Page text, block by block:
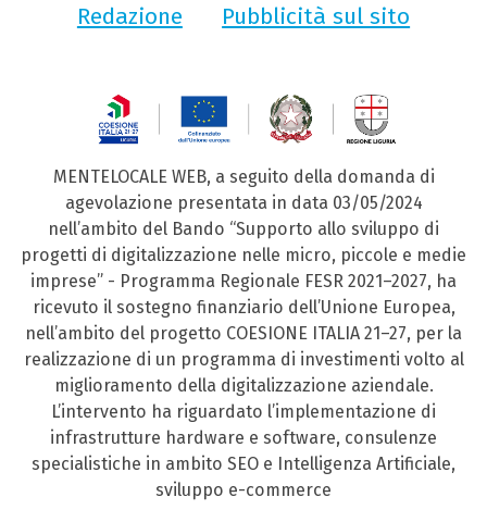
Redazione
Pubblicità sul sito
MENTELOCALE WEB, a seguito della domanda di
agevolazione presentata in data 03/05/2024
nell’ambito del Bando “Supporto allo sviluppo di
progetti di digitalizzazione nelle micro, piccole e medie
imprese” - Programma Regionale FESR 2021–2027, ha
ricevuto il sostegno finanziario dell’Unione Europea,
nell’ambito del progetto COESIONE ITALIA 21–27, per la
realizzazione di un programma di investimenti volto al
miglioramento della digitalizzazione aziendale.
L’intervento ha riguardato l’implementazione di
infrastrutture hardware e software, consulenze
specialistiche in ambito SEO e Intelligenza Artificiale,
sviluppo e-commerce